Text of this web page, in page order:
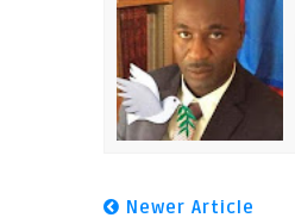
Newer Article